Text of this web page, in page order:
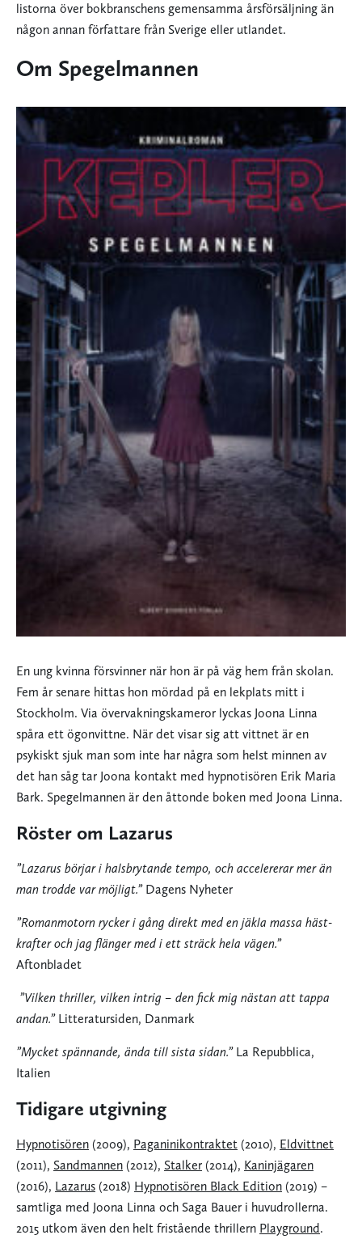
listorna över bokbranschens gemensamma årsförsäljning än
någon annan författare från Sverige eller utlandet.
Om Spegelmannen
En ung kvinna försvinner när hon är på väg hem från skolan.
Fem år senare hittas hon mördad på en lekplats mitt i
Stockholm. Via övervakningskameror lyckas Joona Linna
spåra ett ögonvittne. När det visar sig att vittnet är en
psykiskt sjuk man som inte har några som helst minnen av
det han såg tar Joona kontakt med hypnotisören Erik Maria
Bark. Spegelmannen är den åttonde boken med Joona Linna.
Röster om Lazarus
”Lazarus börjar i halsbrytande tempo, och accelererar mer än
man trodde var möjligt.”Dagens Nyheter
”Romanmotorn rycker i gång direkt med en jäkla massa häst-
krafter och jag flänger med i ett sträck hela vägen.”
Aftonbladet
”Vilken thriller, vilken intrig – den fick mig nästan att tappa
andan.”Litteratursiden, Danmark
”Mycket spännande, ända till sista sidan.”La Repubblica,
Italien
Tidigare utgivning
Hypnotisören (2009), Paganinikontraktet (2010), Eldvittnet
(2011), Sandmannen (2012), Stalker (2014), Kaninjägaren
(2016), Lazarus (2018) Hypnotisören Black Edition (2019) –
samtliga med Joona Linna och Saga Bauer i huvudrollerna.
2015 utkom även den helt fristående thrillern Playground.